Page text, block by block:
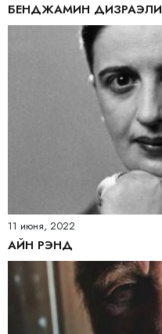
БЕНДЖАМИН ДИЗРАЭЛИ
11 июня, 2022
АЙН РЭНД